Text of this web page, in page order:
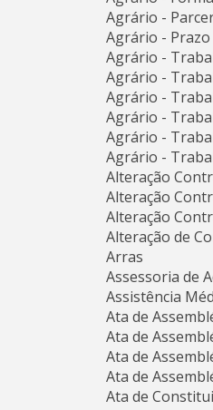
Agrário -
Agrário -
Agrário -
Agrário -
Agrário -
Agrário -
Agrário -
Agrário -
Alteração
Alteração
Alteração
Alteração de
Arras
Assessoria de
Assistência
Ata de
Ata de
Ata de
Ata de
Ata de